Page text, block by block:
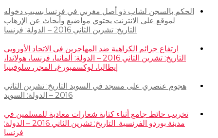
الحكم بالسجن لشاب ذو أصل مغربي في فرنسا بسبب دخوله
لموقع على الانترنت يحتوي مواضيع وأبحاث عن الإرهاب
التاريخ: تشرين الثاني 2016 – الدولة: فرنسا
ارتفاع جرائم الكراهية ضد المهاجرين في الاتحاد الأوروبي
التاريخ: تشرين الثاني 2016 – الدولة: ألمانيا، فرنسا، هولاندا،
إيطاليا، لوكسمبورغ، المجر، سلوفينيا
هجوم عنصري على مسجد في السويد التاريخ: تشرين الثاني
2016 – الدولة: السويد
تخريب حائط جامع أثناء كتابة شعارات معادية للمسلمين في
مدينة بوردو الفرنسية. التاريخ: تشرين الثاني 2016 – الدولة:
فرنسا